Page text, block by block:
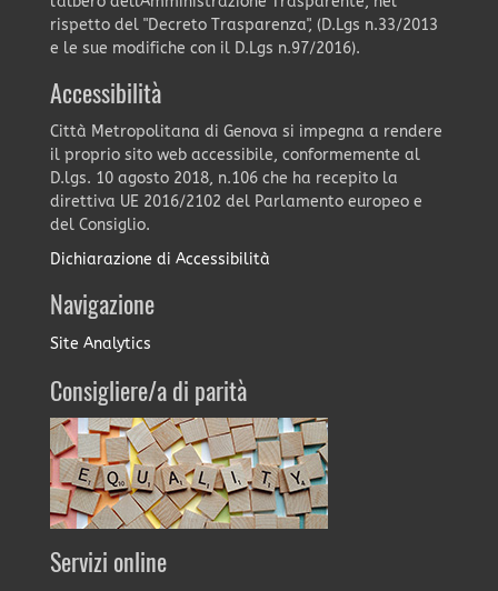
rispetto del "Decreto Trasparenza", (D.Lgs n.33/2013
e le sue modifiche con il D.Lgs n.97/2016).
Accessibilità
Città Metropolitana di Genova si impegna a rendere
il proprio sito web accessibile, conformemente al
D.lgs. 10 agosto 2018, n.106 che ha recepito la
direttiva UE 2016/2102 del Parlamento europeo e
del Consiglio.
Dichiarazione di Accessibilità
Navigazione
Site Analytics
Consigliere/a di parità
Servizi online